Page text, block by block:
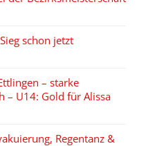
schon jetzt
– starke
– U14: Gold für Alissa
Regentanz &